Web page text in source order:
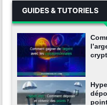
GUIDES & TUTORIELS